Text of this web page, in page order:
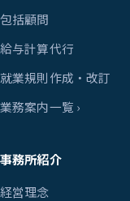
包括顧問
給与計算代行
就業規則作成・改訂
業務案内一覧 ›
事務所紹介
経営理念